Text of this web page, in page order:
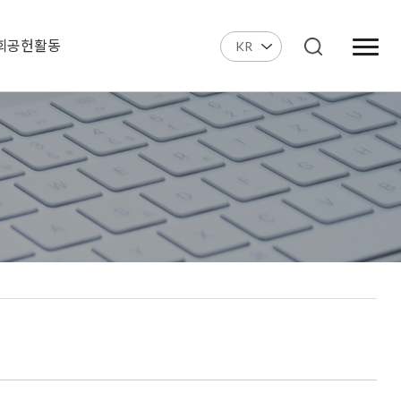
공헌활동 KR